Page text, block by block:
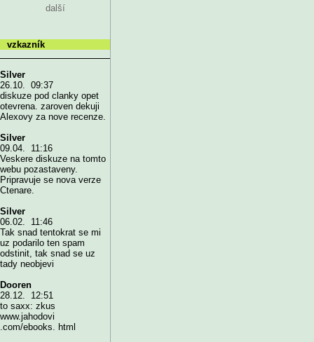
další
vzkazník
Silver
26.10. 09:37
diskuze pod clanky opet
otevrena. zaroven dekuji
Alexovy za nove recenze.
Silver
09.04. 11:16
Veskere diskuze na tomto
webu pozastaveny.
Pripravuje se nova verze
Ctenare.
Silver
06.02. 11:46
Tak snad tentokrat se mi
uz podarilo ten spam
odstinit, tak snad se uz
tady neobjevi
Dooren
28.12. 12:51
to saxx: zkus
www.jahodovi
.com/ebooks. html